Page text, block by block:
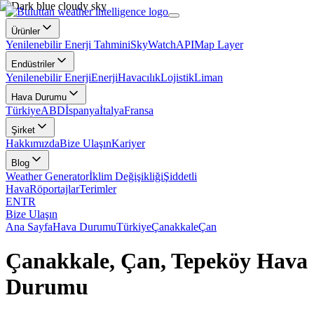
Ürünler
Yenilenebilir Enerji TahminiSkyWatchAPIMap Layer
Endüstriler
Yenilenebilir EnerjiEnerjiHavacılıkLojistikLiman
Hava Durumu
TürkiyeABDİspanyaİtalyaFransa
Şirket
HakkımızdaBize UlaşınKariyer
Blog
Weather Generatorİklim DeğişikliğiŞiddetli
HavaRöportajlarTerimler
ENTR
Bize Ulaşın
Ana SayfaHava DurumuTürkiyeÇanakkaleÇan
Çanakkale, Çan, Tepeköy Hava
Durumu